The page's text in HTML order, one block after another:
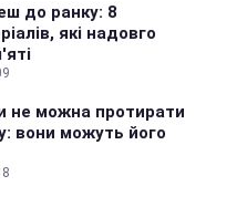
до ранку: 8
які надовго
не можна протирати
вони можуть його